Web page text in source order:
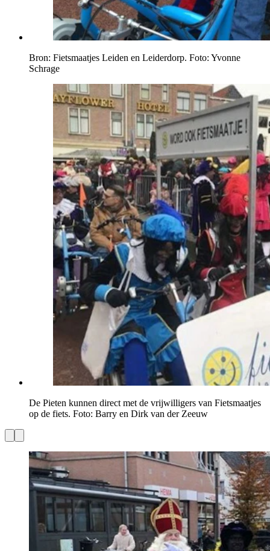
Bron: Fietsmaatjes Leiden en Leiderdorp. Foto: Yvonne
Schrage
De Pieten kunnen direct met de vrijwilligers van Fietsmaatjes
op de fiets. Foto: Barry en Dirk van der Zeeuw